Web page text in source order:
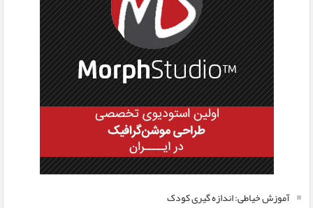
آموزش خیاطی: اندازه گیری کودک